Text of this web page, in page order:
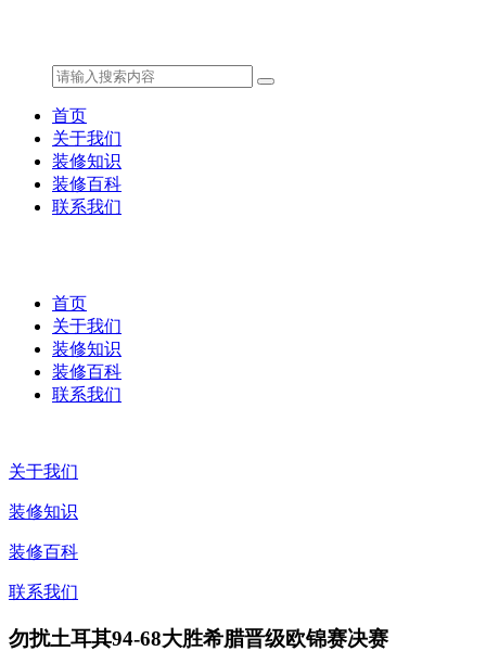
首页
关于我们
装修知识
装修百科
联系我们
首页
关于我们
装修知识
装修百科
联系我们
关于我们
装修知识
装修百科
联系我们
勿扰土耳其94-68大胜希腊晋级欧锦赛决赛